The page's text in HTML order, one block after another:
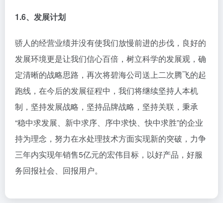
1.6、发展计划
骄人的经营业绩并没有使我们放慢前进的步伐，良好的
发展环境更是让我们信心百倍，树立科学的发展观，确
定清晰的战略思路，再次将碧海公司送上二次腾飞的起
跑线，在今后的发展征程中，我们将继续坚持人本机
制，坚持发展战略，坚持品牌战略，坚持关联，秉承
“稳中求发展、新中求序、序中求快、快中求胜”的企业
持为理念，努力在水处理技术方面实现新的突破，力争
三年内实现年销售5亿元的宏伟目标，以好产品，好服
务回报社会、回报用户。